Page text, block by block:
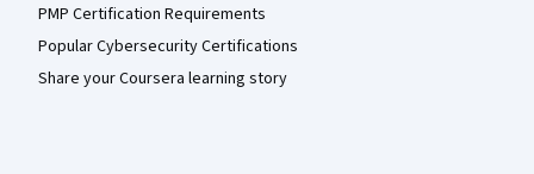
PMP Certification Requirements
Popular Cybersecurity Certifications
Share your Coursera learning story